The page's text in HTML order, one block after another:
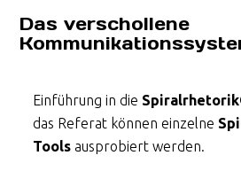
Das verschollene
Einführung in die
das Referat können einzelne
Tools ausprobiert werden.